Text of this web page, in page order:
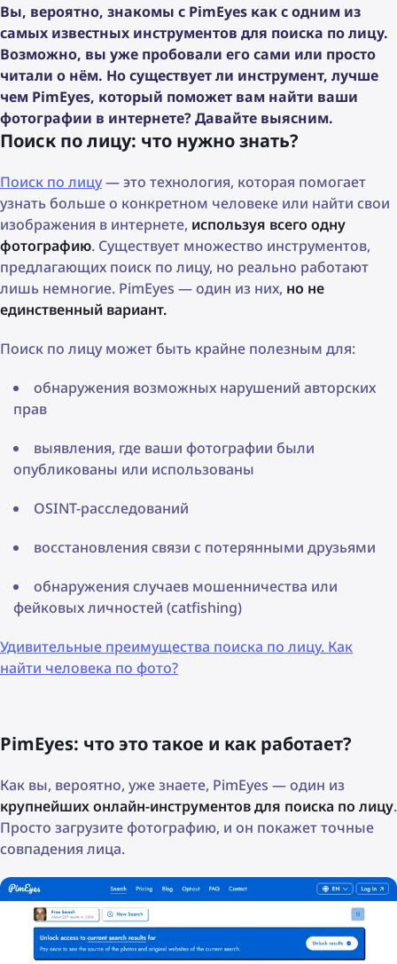
Вы, вероятно, знакомы с PimEyes как с одним из
самых известных инструментов для поиска по лицу.
Возможно, вы уже пробовали его сами или просто
читали о нём. Но существует ли инструмент, лучше
чем PimEyes, который поможет вам найти ваши
фотографии в интернете? Давайте выясним.
Поиск по лицу: что нужно знать?
Поиск по лицу— это технология, которая помогает
узнать больше о конкретном человеке или найти свои
изображения в интернете, используя всего одну
фотографию. Существует множество инструментов,
предлагающих поиск по лицу, но реально работают
лишь немногие. PimEyes — один из них, но не
единственный вариант.
Поиск по лицу может быть крайне полезным для:
обнаружения возможных нарушений авторских
прав
выявления, где ваши фотографии были
опубликованы или использованы
OSINT-расследований
восстановления связи с потерянными друзьями
обнаружения случаев мошенничества или
фейковых личностей (catfishing)
Удивительные преимущества поиска по лицу. Как
найти человека по фото?
PimEyes: что это такое и как работает?
Как вы, вероятно, уже знаете, PimEyes — один из
крупнейших онлайн-инструментов для поиска по лицу.
Просто загрузите фотографию, и он покажет точные
совпадения лица.